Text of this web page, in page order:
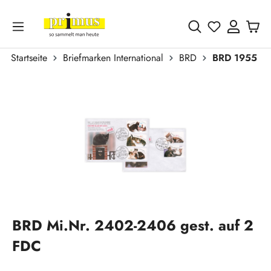
Zum Hauptinhalt springen
Du hast 0
Startseite Briefmarken International BRD
BRD 1955 -
BRD Mi.Nr. 2402-2406 gest. auf 2
FDC